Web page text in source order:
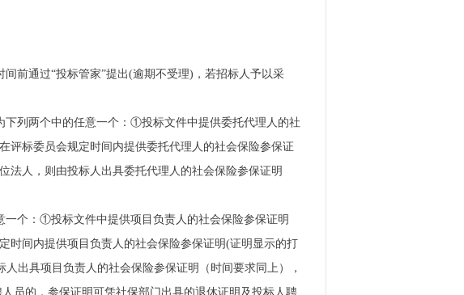
前通过“投标管家”提出(逾期不受理)，若招标人予以采
列两个中的任意一个：①投标文件中提供委托代理人的社
评标委员会规定时间内提供委托代理人的社会保险参保证
人，则由投标人出具委托代理人的社会保险参保证明
个：①投标文件中提供项目负责人的社会保险参保证明
时间内提供项目负责人的社会保险参保证明(证明显示的打
出具项目负责人的社会保险参保证明（时间要求同上），
员的，参保证明可凭社保部门出具的退休证明及投标人聘